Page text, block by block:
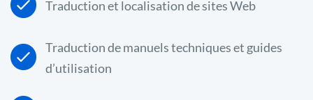
Traduction et localisation de sites Web
Traduction de manuels techniques et guides
d’utilisation